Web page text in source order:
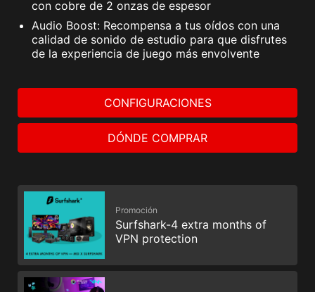
con cobre de 2 onzas de espesor
Audio Boost: Recompensa a tus oídos con una
calidad de sonido de estudio para que disfrutes
de la experiencia de juego más envolvente
CONFIGURACIONES
DÓNDE COMPRAR
Promoción
Surfshark-4 extra months of
VPN protection